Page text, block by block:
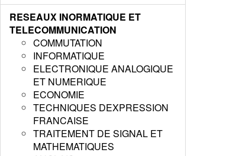
RESEAUX INORMATIQUE ET
TELECOMMUNICATION
COMMUTATION
INFORMATIQUE
ELECTRONIQUE ANALOGIQUE
ET NUMERIQUE
ECONOMIE
TECHNIQUES DEXPRESSION
FRANCAISE
TRAITEMENT DE SIGNAL ET
MATHEMATIQUES